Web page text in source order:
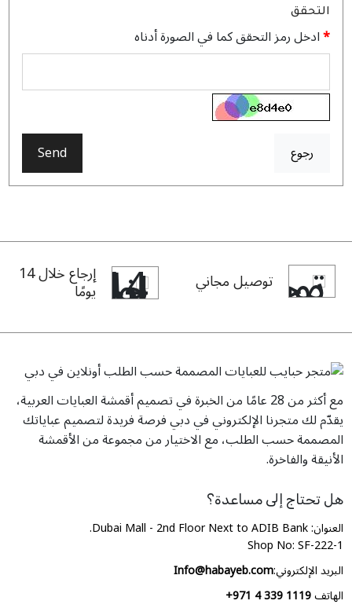
التحقق
ادخل رمز التحقق كما في الصورة أدناه
رجوع Send
توصيل مجاني إرجاع خلال 14
يومًا
مع أكثر من 28 عامًا من الخبرة في تصميم أقمشة العبايات العربية،
يقدّم لك متجرنا الإلكتروني في دبي فرصة فريدة لتصميم عباياتك
المصممة حسب الطلب، مع الاختيار من مجموعة من الأقمشة
الأنيقة والفاخرة.
هل تحتاج إلى مساعدة؟
العنوان: Dubai Mall - 2nd Floor Next to ADIB Bank.
Shop No: SF-222-1
البريد الإلكتروني:Info@habayeb.com
الهاتف+971 4 339 1119